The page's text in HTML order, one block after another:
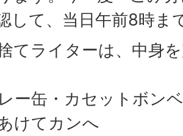
して、当日午前8時ま
てライターは、中身
ー缶・カセットボン
けてカンへ